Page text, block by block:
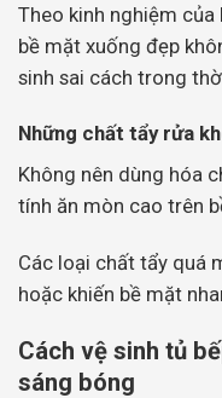
Theo kinh nghiệm của
bề mặt xuống đẹp
sinh sai cách trong
Những chất tẩy rửa
Không nên dùng hóa
tính ăn mòn cao trên
Các loại chất tẩy quá
hoặc khiến bề mặt
Cách vệ sinh tủ
sáng bóng